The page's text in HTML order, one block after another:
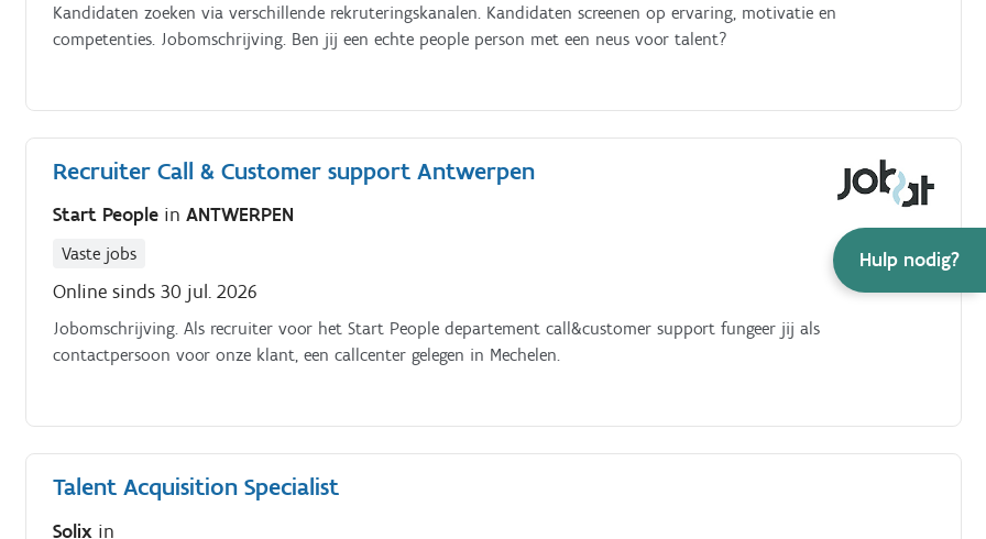
Hulp nodig?
Kandidaten zoeken via verschillende rekruteringskanalen. Kandidaten screenen op ervaring, motivatie en
competenties. Jobomschrijving. Ben jij een echte people person met een neus voor talent?
Recruiter Call & Customer support Antwerpen
Start People inANTWERPEN
Vaste jobs
Online sinds 30 jul. 2026
Jobomschrijving. Als recruiter voor het Start People departement call&customer support fungeer jij als
contactpersoon voor onze klant, een callcenter gelegen in Mechelen.
Talent Acquisition Specialist
Solix in